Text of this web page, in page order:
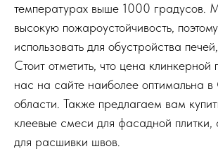
температурах выше 1000 градусов.
высокую пожароустойчивость,
использовать для обустройства
Стоит отметить, что цена клинкерной
нас на сайте наиболее оптимальна
области. Также предлагаем вам
клеевые смеси для фасадной
для расшивки швов.